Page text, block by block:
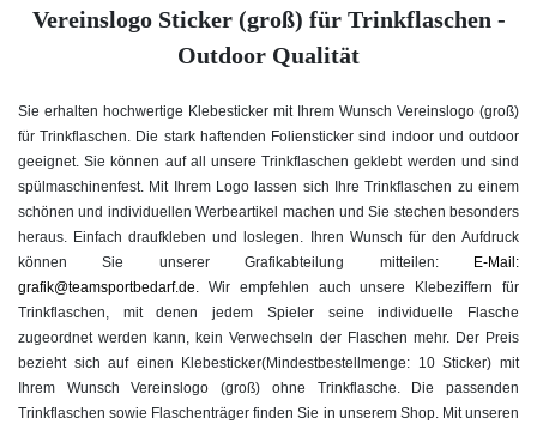
Vereinslogo Sticker (groß) für Trinkflaschen -
Outdoor Qualität
Sie erhalten hochwertige Klebesticker mit Ihrem Wunsch Vereinslogo (groß)
für Trinkflaschen. Die stark haftenden Foliensticker sind indoor und outdoor
geeignet. Sie können auf all unsere Trinkflaschen geklebt werden und sind
spülmaschinenfest. Mit Ihrem Logo lassen sich Ihre Trinkflaschen zu einem
schönen und individuellen Werbeartikel machen und Sie stechen besonders
heraus. Einfach draufkleben und loslegen. Ihren Wunsch für den Aufdruck
können Sie unserer Grafikabteilung mitteilen:
E-Mail:
grafik@teamsportbedarf.de. Wir empfehlen auch unsere Klebeziffern für
Trinkflaschen, mit denen jedem Spieler seine individuelle Flasche
zugeordnet werden kann, kein Verwechseln der Flaschen mehr. Der Preis
bezieht sich auf einen Klebesticker(Mindestbestellmenge: 10 Sticker) mit
Ihrem Wunsch Vereinslogo (groß) ohne Trinkflasche. Die passenden
Trinkflaschen sowie Flaschenträger finden Sie in unserem Shop. Mit unseren